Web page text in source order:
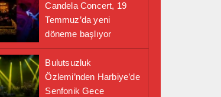
Candela Concert, 19
Temmuz’da yeni
döneme başlıyor
Bulutsuzluk
Özlemi’nden Harbiye’de
Senfonik Gece